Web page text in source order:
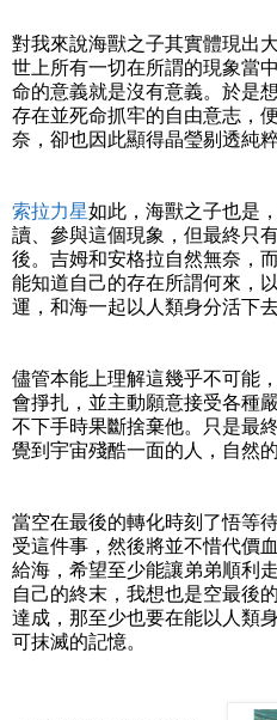
對我來說海獸之子其實體現出
世上所有一切在所謂的現象當
命的意義就是沒有意義。於是
存在並死命抓牢的自由意志，
奈，卻也因此顯得晶瑩剔透純
索拉力星如此，海獸之子也是
讀、參與這個現象，但最終只
後。吉姆和安格拉自然無奈，
能知道自己的存在所謂何來，
運，和海一起以人類身分活下去
儘管本能上理解這幾乎不可能
會掙扎，並主動願意接受各種
不下手時果斷捨棄他。只是最
覺到宇宙殘酷一面的人，自然
當空在最後的轉化時刻了悟等
受這件事，然後將並不惜代價
給海，希望至少能讓弟弟順利
自己的終末，我想也是空最後
達成，那至少也要在能以人類
可抹滅的記憶。